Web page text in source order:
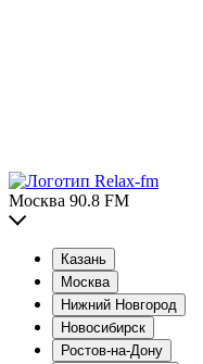
Москва 90.8 FM
Казань
Москва
Нижний Новгород
Новосибирск
Ростов-на-Дону